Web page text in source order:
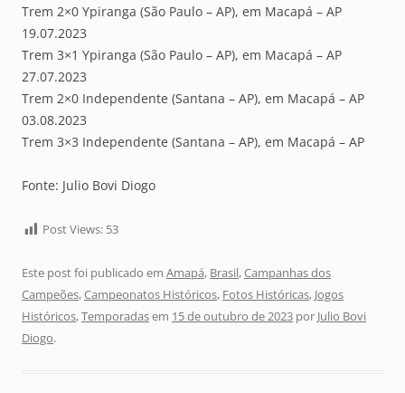
Trem 2×0 Ypiranga (São Paulo – AP), em Macapá – AP
19.07.2023
Trem 3×1 Ypiranga (São Paulo – AP), em Macapá – AP
27.07.2023
Trem 2×0 Independente (Santana – AP), em Macapá – AP
03.08.2023
Trem 3×3 Independente (Santana – AP), em Macapá – AP
Fonte: Julio Bovi Diogo
Post Views: 53
Este post foi publicado em Amapá, Brasil,Campanhas dos
Campeões,Campeonatos Históricos, Fotos Históricas, Jogos
Históricos,Temporadasem 15 de outubro de 2023 por Julio Bovi
Diogo.